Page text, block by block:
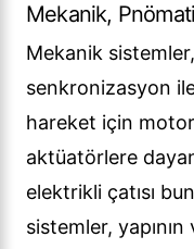
Mekanik,
Mekanik
senkronizasyon
hareket için
aktüatörlere
elektrikli çatısı
sistemler, yapının